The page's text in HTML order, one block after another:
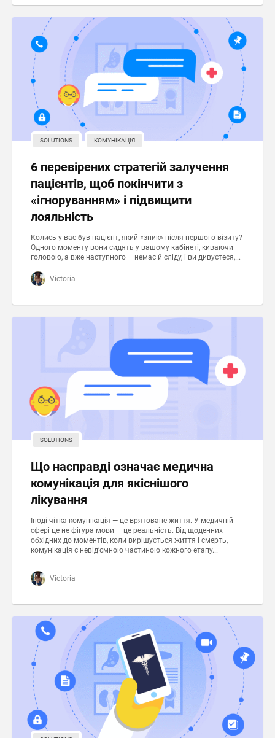
SOLUTIONS КОМУНІКАЦІЯ
6 перевірених стратегій залучення
пацієнтів, щоб покінчити з
«ігноруванням» і підвищити
лояльність
Колись у вас був пацієнт, який «зник» після першого візиту?
Одного моменту вони сидять у вашому кабінеті, киваючи
головою, а вже наступного – немає й сліду, і ви дивуєтеся,...
Victoria
SOLUTIONS
Що насправді означає медична
комунікація для якіснішого
лікування
Іноді чітка комунікація — це врятоване життя. У медичній
сфері це не фігура мови — це реальність. Від щоденних
обхідних до моментів, коли вирішується життя і смерть,
комунікація є невід’ємною частиною кожного етапу...
Victoria